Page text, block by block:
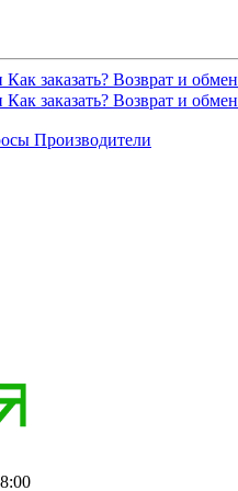
Как заказать? Возврат и обмен
Как заказать? Возврат и обмен
Производители